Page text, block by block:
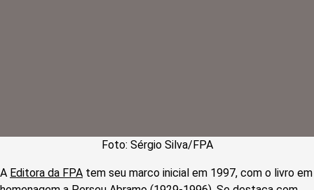
Foto: Sérgio Silva/FPA
A Editora da FPA tem seu marco inicial em 1997, com o livro em